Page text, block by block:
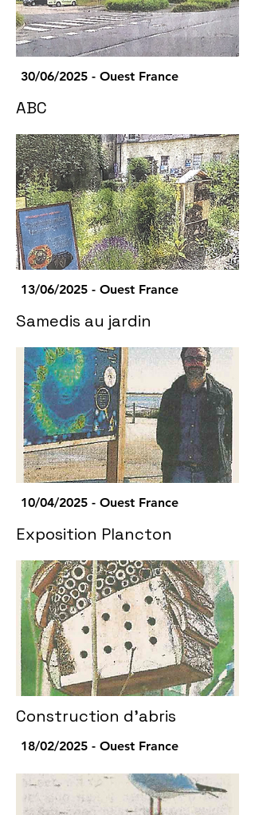
30/06/2025 - Ouest France
ABC
13/06/2025 - Ouest France
Samedis au jardin
10/04/2025 - Ouest France
Exposition Plancton
Construction d'abris
18/02/2025 - Ouest France